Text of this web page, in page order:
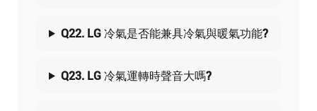
Q22. LG 冷氣是否能兼具冷氣與暖氣功能?
Q23. LG 冷氣運轉時聲音大嗎?